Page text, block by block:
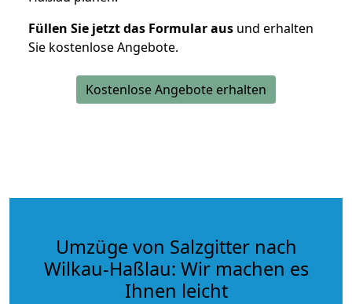
Füllen Sie jetzt das Formular aus und erhalten
Sie kostenlose Angebote.
Kostenlose Angebote erhalten
Umzüge von Salzgitter nach
Wilkau-Haßlau: Wir machen es
Ihnen leicht